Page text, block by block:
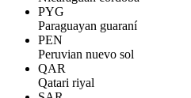
PYG
Paraguayan guaraní
PEN
Peruvian nuevo sol
QAR
Qatari riyal